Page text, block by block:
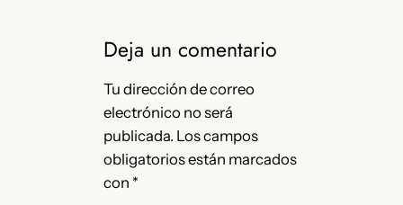
Deja un comentario
Tu dirección de correo
electrónico no será
publicada. Los campos
obligatorios están marcados
con *